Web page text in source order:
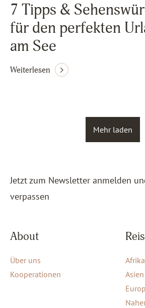
7 Tipps &
für den perfekten
am See
Weiterlesen
Mehr laden
Jetzt zum Newsletter anmelden
verpassen
About
Über uns
Kooperationen
Afrika
Asien